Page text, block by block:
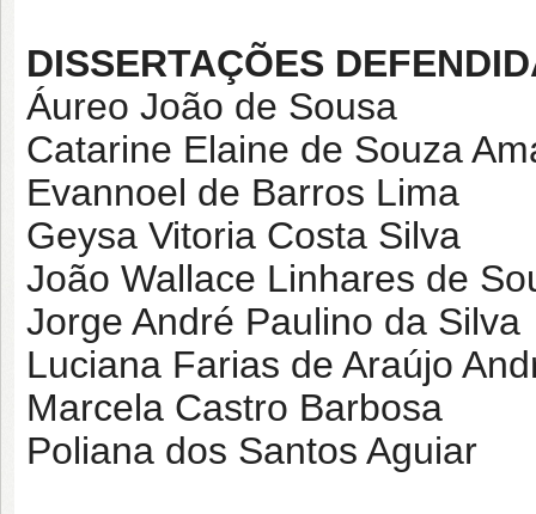
DISSERTAÇÕES
Áureo João de Sousa
Catarine Elaine de Souza
Evannoel de Barros Lima
Geysa Vitoria Costa Silva
João Wallace Linhares de
Jorge André Paulino da Silva
Luciana Farias de Araújo
Marcela Castro Barbosa
Poliana dos Santos Aguiar